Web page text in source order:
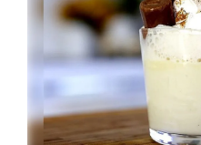
HABER MERKEZİ